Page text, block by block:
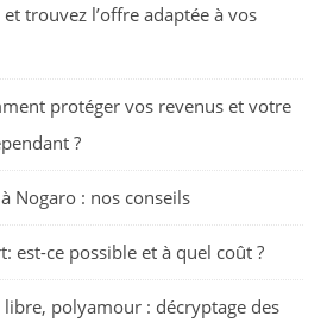
trouvez l’offre adaptée à vos
protéger vos revenus et votre
?
Nogaro : nos conseils
est-ce possible et à quel coût ?
polyamour : décryptage des